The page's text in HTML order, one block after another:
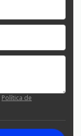
Política de